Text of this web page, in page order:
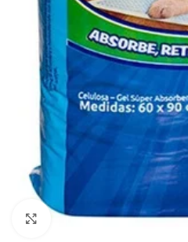
Haga clic para ampliar